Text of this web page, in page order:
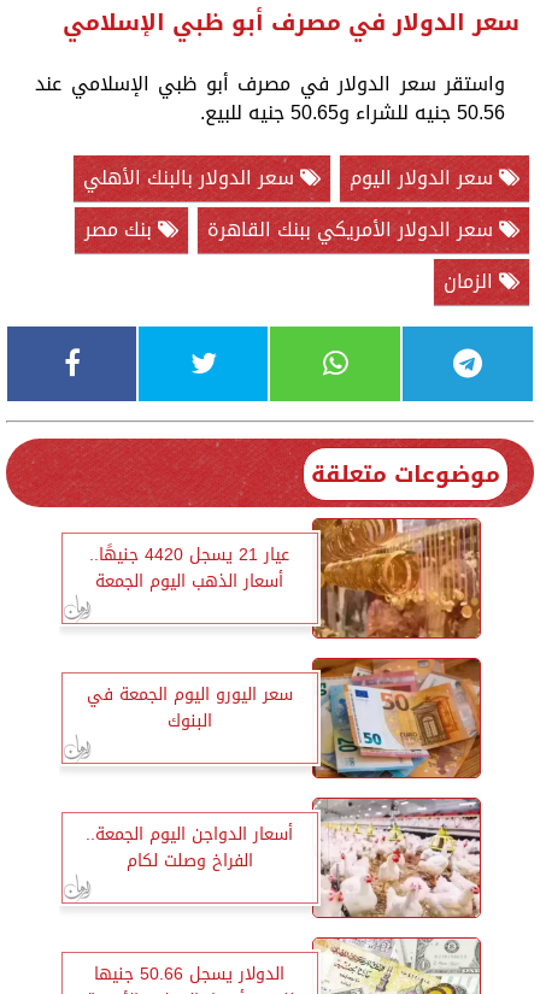
سعر الدولار في مصرف أبو ظبي الإسلامي
واستقر سعر الدولار في مصرف أبو ظبي الإسلامي عند
50.56 جنيه للشراء و50.65 جنيه للبيع.
سعر الدولار اليوم
سعر الدولار بالبنك الأهلي
سعر الدولار الأمريكي ببنك القاهرة
بنك مصر
الزمان
موضوعات متعلقة
عيار 21 يسجل 4420 جنيهًا..
أسعار الذهب اليوم الجمعة
سعر اليورو اليوم الجمعة في
البنوك
أسعار الدواجن اليوم الجمعة..
الفراخ وصلت لكام
الدولار يسجل 50.66 جنيها